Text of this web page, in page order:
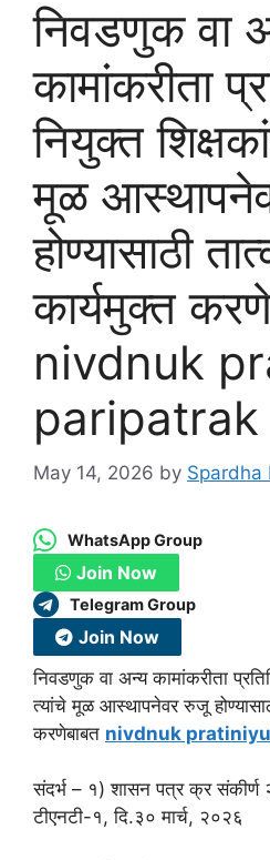
निवडणुक वा
कामांकरीता
नियुक्त
मूळ
होण्यासाठी
कार्यमुक्त
nivdnuk
paripatrak
May 14, 2026 by Spardha
WhatsApp Group
Join Now
Telegram Group
Join Now
निवडणुक वा अन्य कामांकरीता
त्यांचे मूळ आस्थापनेवर रुजू
करणेबाबत nivdnuk
संदर्भ – १) शासन पत्र क्र
टीएनटी-१, दि.३० मार्च, २०२६